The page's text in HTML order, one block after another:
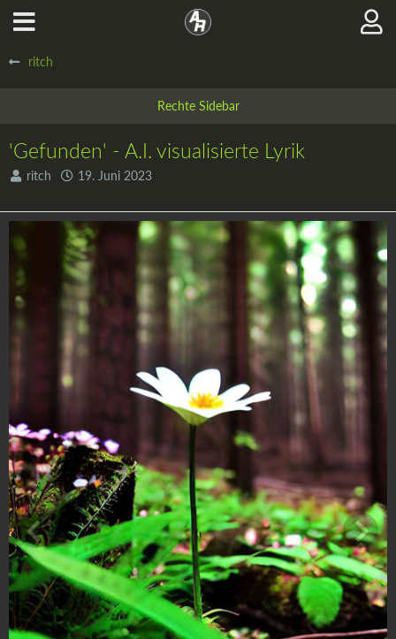
ritch
'Gefunden' - A.I. visualisierte Lyrik
ritch 19. Juni 2023